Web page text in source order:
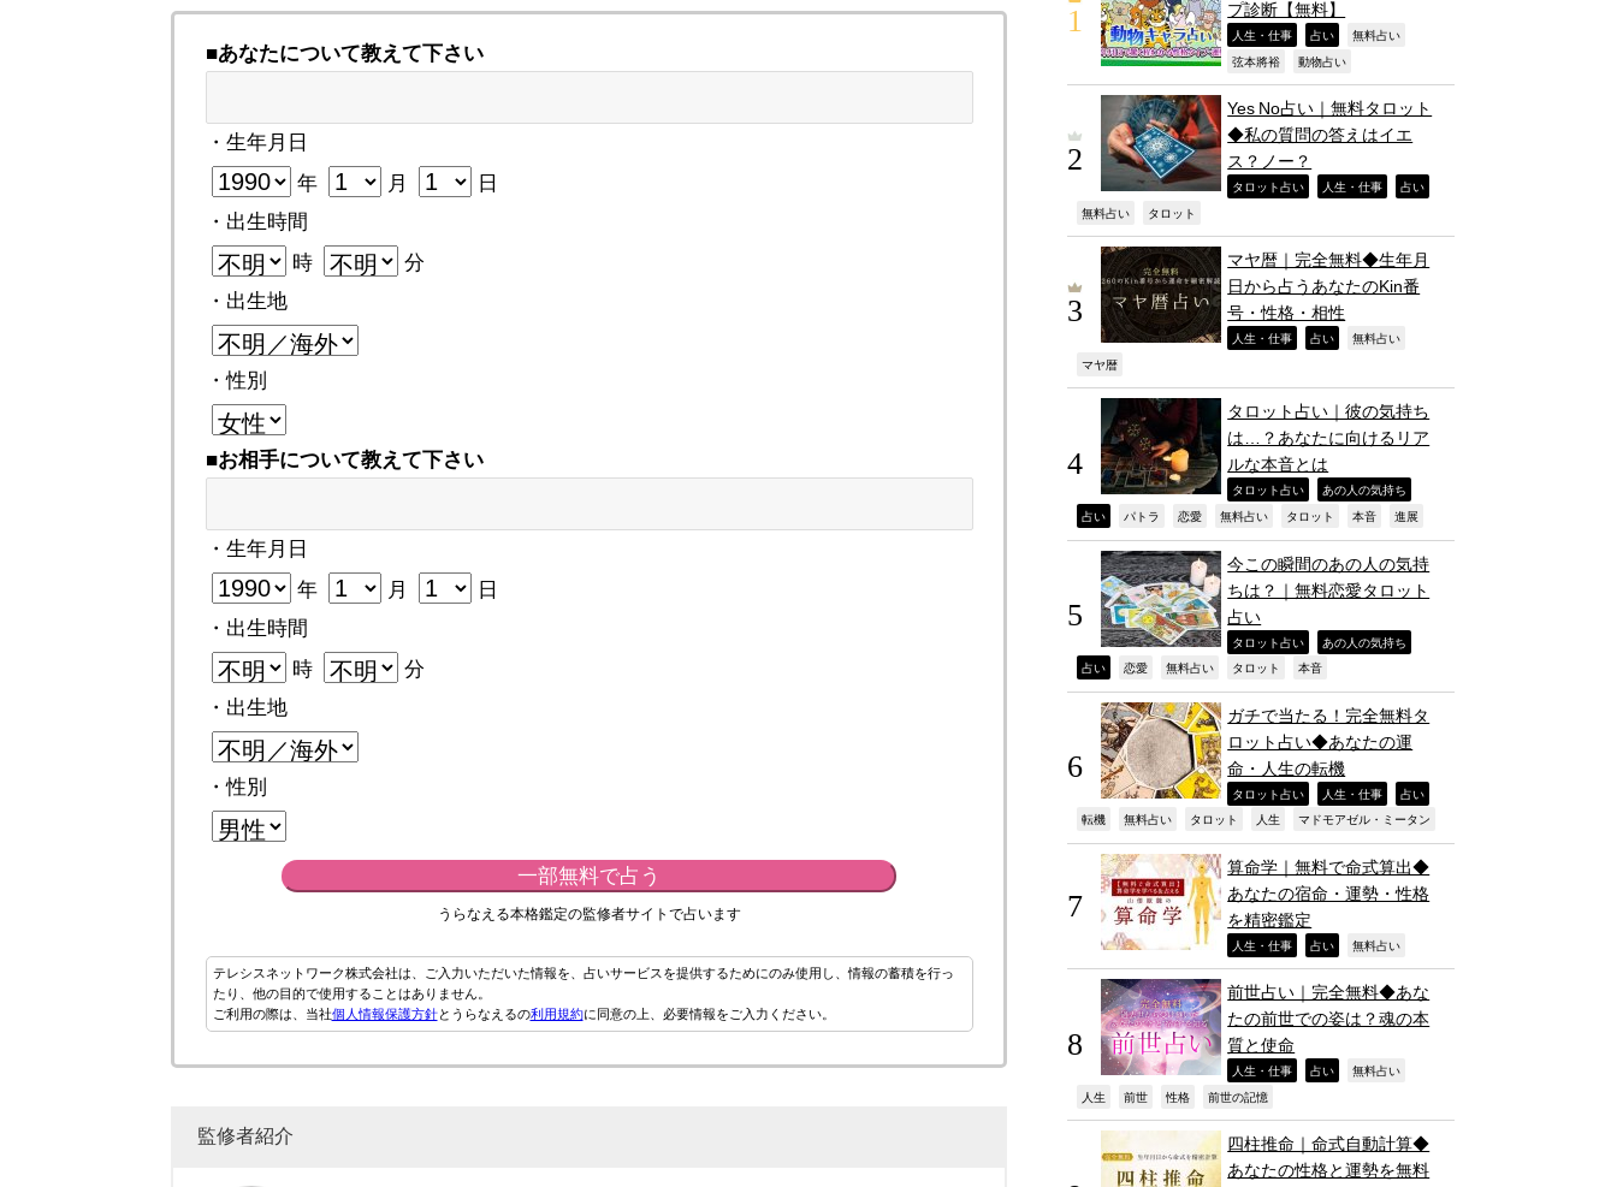
■あなたについて教えて下さい
・生年月日
年 月
日
・出生時間
時
分
・出生地
・性別
■お相手について教えて下さい
・生年月日
年 月
日
・出生時間
時
分
・出生地
・性別
一部無料で占う
うらなえる本格鑑定の監修者サイトで占います
テレシスネットワーク株式会社は、ご入力いただいた情報を、占いサービスを提供するためにのみ使用し、情報の蓄積を行っ
たり、他の目的で使用することはありません。
ご利用の際は、当社個人情報保護方針とうらなえるの利用規約に同意の上、必要情報をご入力ください。
監修者紹介
プ診断【無料】
人生・仕事 占い 無料占い
弦本將裕 動物占い
Yes No占い｜無料タロット
◆私の質問の答えはイエ
ス？ノー？
タロット占い 人生・仕事 占い
無料占い タロット
マヤ暦｜完全無料◆生年月
日から占うあなたのKin番
号・性格・相性
人生・仕事 占い 無料占い
マヤ暦
タロット占い｜彼の気持ち
は…？あなたに向けるリア
ルな本音とは
タロット占い あの人の気持ち
占い パトラ 恋愛 無料占い タロット 本音 進展
今この瞬間のあの人の気持
ちは？｜無料恋愛タロット
占い
タロット占い あの人の気持ち
占い 恋愛 無料占い タロット 本音
ガチで当たる！完全無料タ
ロット占い◆あなたの運
命・人生の転機
タロット占い 人生・仕事 占い
転機 無料占い タロット 人生 マドモアゼル・ミータン
算命学｜無料で命式算出◆
あなたの宿命・運勢・性格
を精密鑑定
人生・仕事 占い 無料占い
前世占い｜完全無料◆あな
たの前世での姿は？魂の本
質と使命
人生・仕事 占い 無料占い
人生 前世 性格 前世の記憶
四柱推命｜命式自動計算◆
あなたの性格と運勢を無料